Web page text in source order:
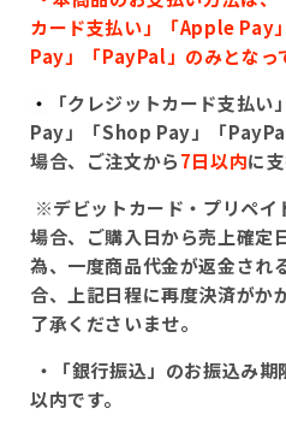
カード支払い」「Apple Pay
Pay 」「PayPal 」のみとなっ
・
「クレジットカード支払い
Pay 」「Shop Pay 」「
場合、ご注文から7日以内に
※デビットカード・プリペ
場合、ご購入日から売上確定
為、一度商品代金が返金され
合、上記日程に再度決済がか
了承くださいませ。
・「銀行振込」のお振込み期
以内です。